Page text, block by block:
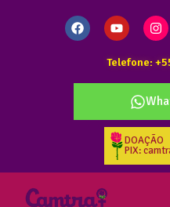
Telefone:
DOAÇÃO
PIX: